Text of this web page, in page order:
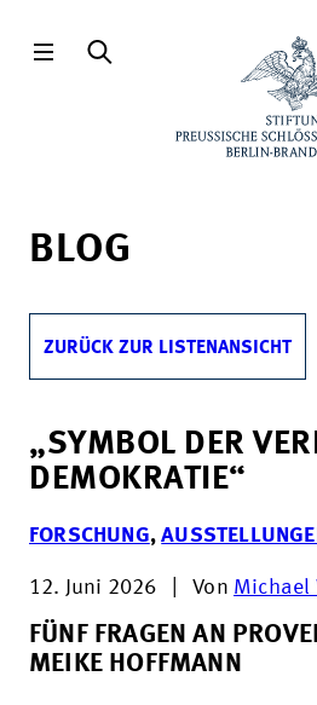
BLOG
ZURÜCK ZUR LISTENANSICHT
„SYMBOL DER
DEMOKRATIE“
FORSCHUNG,
12. Juni 2026 Von Michael
FÜNF FRAGEN AN
MEIKE HOFFMANN